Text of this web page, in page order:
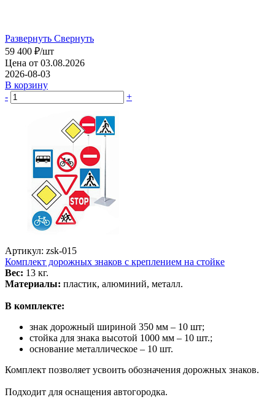
Развернуть Свернуть
59 400 ₽/шт
Цена от 03.08.2026
2026-08-03
В корзину
-
+
Артикул: zsk-015
Комплект дорожных знаков с креплением на стойке
Вес: 13 кг.
Материалы: пластик, алюминий, металл.
В комплекте:
знак дорожный шириной 350 мм – 10 шт;
стойка для знака высотой 1000 мм – 10 шт.;
основание металлическое – 10 шт.
Комплект позволяет усвоить обозначения дорожных знаков.
Подходит для оснащения автогородка.